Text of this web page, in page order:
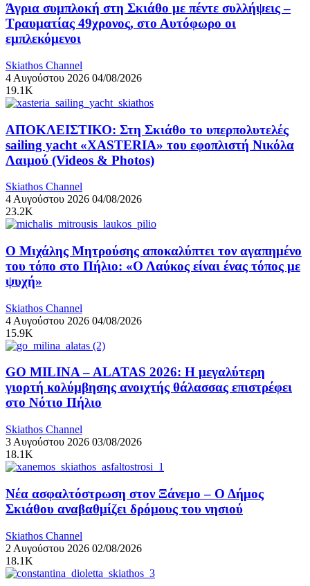
Άγρια συμπλοκή στη Σκιάθο με πέντε συλλήψεις –
Τραυματίας 49χρονος, στο Αυτόφωρο οι
εμπλεκόμενοι
Skiathos Channel
4 Αυγούστου 2026 04/08/2026
19.1K
ΑΠΟΚΛΕΙΣΤΙΚΟ: Στη Σκιάθο το υπερπολυτελές
sailing yacht «XASTERIA» του εφοπλιστή Νικόλα
Λαιμού (Videos & Photos)
Skiathos Channel
4 Αυγούστου 2026 04/08/2026
23.2K
Ο Μιχάλης Μητρούσης αποκαλύπτει τον αγαπημένο
του τόπο στο Πήλιο: «Ο Λαύκος είναι ένας τόπος με
ψυχή»
Skiathos Channel
4 Αυγούστου 2026 04/08/2026
15.9K
GO MILINA – ALATAS 2026: Η μεγαλύτερη
γιορτή κολύμβησης ανοιχτής θάλασσας επιστρέφει
στο Νότιο Πήλιο
Skiathos Channel
3 Αυγούστου 2026 03/08/2026
18.1K
Νέα ασφαλτόστρωση στον Ξάνεμο – Ο Δήμος
Σκιάθου αναβαθμίζει δρόμους του νησιού
Skiathos Channel
2 Αυγούστου 2026 02/08/2026
18.1K